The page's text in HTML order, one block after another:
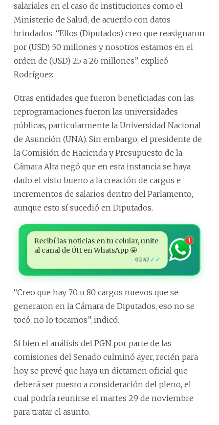
salariales en el caso de instituciones como el
Ministerio de Salud, de acuerdo con datos
brindados. “Ellos (Diputados) creo que reasignaron
por (USD) 50 millones y nosotros estamos en el
orden de (USD) 25 a 26 millones”, explicó
Rodríguez.
Otras entidades que fueron beneficiadas con las
reprogramaciones fueron las universidades
públicas, particularmente la Universidad Nacional
de Asunción (UNA). Sin embargo, el presidente de
la Comisión de Hacienda y Presupuesto de la
Cámara Alta negó que en esta instancia se haya
dado el visto bueno a la creación de cargos e
incrementos de salarios dentro del Parlamento,
aunque esto sí sucedió en Diputados.
Recibí las noticias en tu celular, unite
al canal de ÚH en WhatsApp 🤩
02:47 ✓✓
1
“Creo que hay 70 u 80 cargos nuevos que se
generaron en la Cámara de Diputados, eso no se
tocó, no lo tocamos”, indicó.
Si bien el análisis del PGN por parte de las
comisiones del Senado culminó ayer, recién para
hoy se prevé que haya un dictamen oficial que
deberá ser puesto a consideración del pleno, el
cual podría reunirse el martes 29 de noviembre
para tratar el asunto.